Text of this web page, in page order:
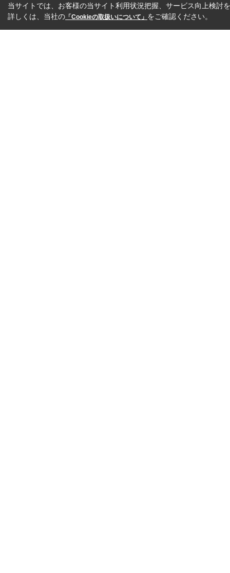
当サイトでは、お客様の当サイト利用状況把握、サービス向上検討
詳しくは、当社の 「Cookieの取扱いについて」 をご確認ください。